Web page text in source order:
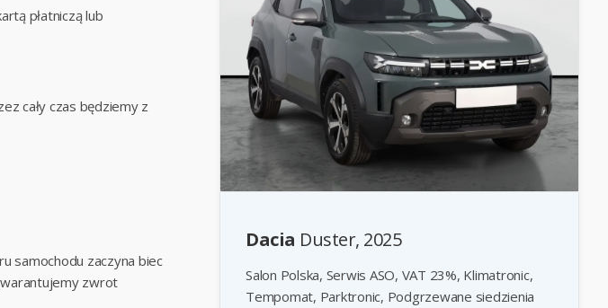
płatniczą lub
cały czas będziemy z
samochodu zaczyna biec
zwrot
Dacia Duster, 2025
Salon Polska, Serwis ASO, VAT 23%, Klimatronic,
Tempomat, Parktronic, Podgrzewane siedzienia